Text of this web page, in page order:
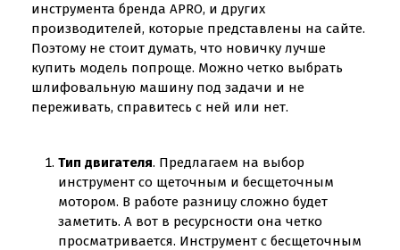
инструмента бренда APRO, и других
производителей, которые представлены на сайте.
Поэтому не стоит думать, что новичку лучше
купить модель попроще. Можно четко выбрать
шлифовальную машину под задачи и не
переживать, справитесь с ней или нет.
Тип двигателя. Предлагаем на выбор
инструмент со щеточным и бесщеточным
мотором. В работе разницу сложно будет
заметить. А вот в ресурсности она четко
просматривается. Инструмент с бесщеточным